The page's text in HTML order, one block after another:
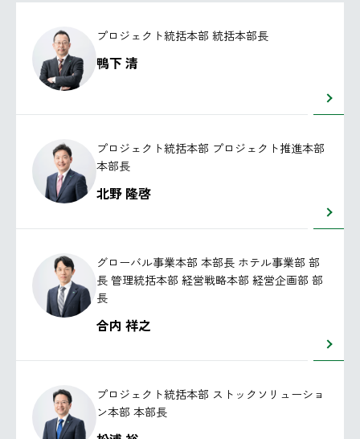
プロジェクト統括本部 統括本部長
鴨下 清
プロジェクト統括本部 プロジェクト推進本部
本部長
北野 隆啓
グローバル事業本部 本部長 ホテル事業部 部
長 管理統括本部 経営戦略本部 経営企画部 部
長
合内 祥之
プロジェクト統括本部 ストックソリューショ
ン本部 本部長